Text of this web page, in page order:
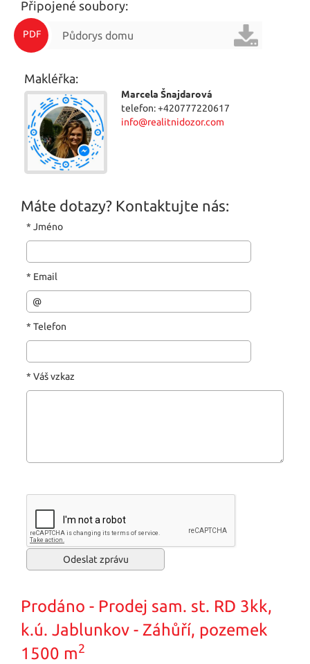
Připojené soubory:
PDF Půdorys domu
Makléřka:
Marcela Šnajdarová
telefon: +420777220617
info@realitnidozor.com
Máte dotazy? Kontaktujte nás:
* Jméno
* Email
* Telefon
* Váš vzkaz
Prodáno - Prodej sam. st. RD 3kk,
k.ú. Jablunkov - Záhůří, pozemek
1500 m2